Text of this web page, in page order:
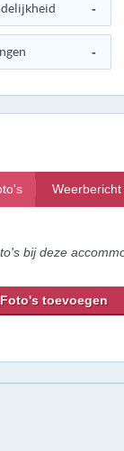
-
-
Weerbericht
bij deze
Foto's toevoegen